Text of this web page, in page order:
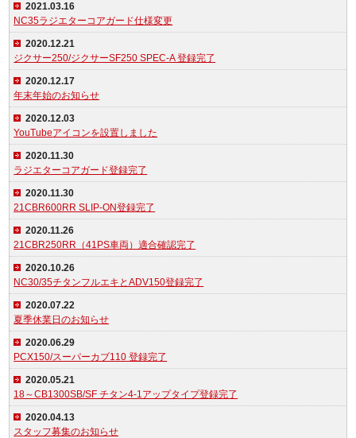
2021.03.16
NC35ラジエターコアガード仕様変更
2020.12.21
ジクサー250/ジクサーSF250 SPEC-A 登録完了
2020.12.17
年末年始のお知らせ
2020.12.03
YouTubeアイコンを設置しました
2020.11.30
ラジエターコアガード登録完了
2020.11.30
21CBR600RR SLIP-ON登録完了
2020.11.26
21CBR250RR（41PS車両）適合確認完了
2020.10.26
NC30/35チタンフルエキとADV150登録完了
2020.07.22
夏季休業日のお知らせ
2020.06.29
PCX150/スーパーカブ110 登録完了
2020.05.21
18～CB1300SB/SF チタン4-1アップタイプ登録完了
2020.04.13
スタッフ募集のお知らせ